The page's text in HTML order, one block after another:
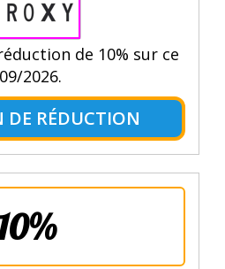
de 10% sur ce
2026.
DE RÉDUCTION